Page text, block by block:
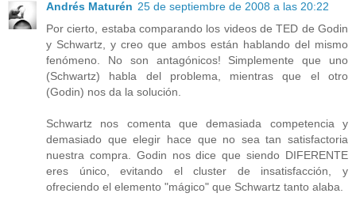
Andrés Maturén 25 de septiembre de 2008 a las 20:22
Por cierto, estaba comparando los videos de TED de Godin
y Schwartz, y creo que ambos están hablando del mismo
fenómeno. No son antagónicos! Simplemente que uno
(Schwartz) habla del problema, mientras que el otro
(Godin) nos da la solución.
Schwartz nos comenta que demasiada competencia y
demasiado que elegir hace que no sea tan satisfactoria
nuestra compra. Godin nos dice que siendo DIFERENTE
eres único, evitando el cluster de insatisfacción, y
ofreciendo el elemento "mágico" que Schwartz tanto alaba.